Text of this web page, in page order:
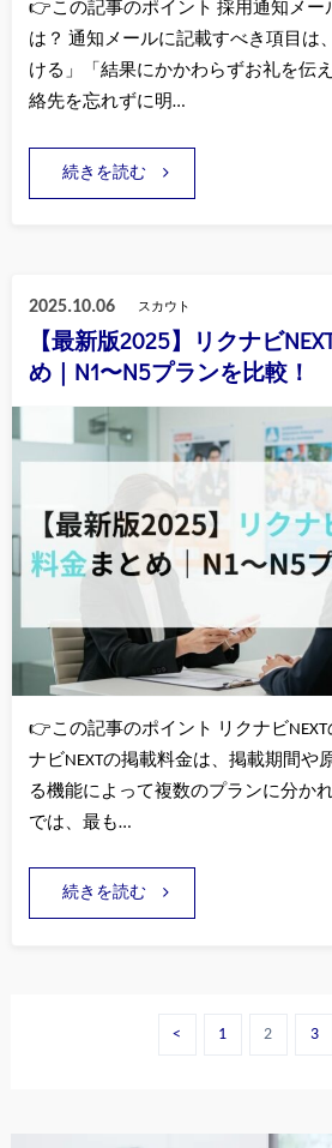
👉この記事のポイント 採用通知メー
は？ 通知メールに記載すべき項目は
ける」「結果にかかわらずお礼を伝
絡先を忘れずに明…
続きを読む
2025.10.06 スカウト
【最新版2025】リクナビ
め｜N1〜N5プランを比較！
👉この記事のポイント リクナビ
ナビNEXTの掲載料金は、掲載期間や
る機能によって複数のプランに分か
では、最も…
続きを読む
< 1 2 3